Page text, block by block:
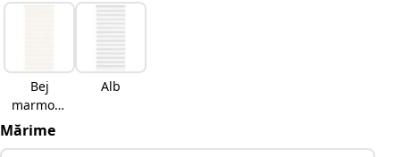
Bej
marmora
t
Alb
Mărime